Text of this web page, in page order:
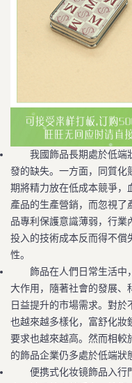
我國飾品長期處於低端
發的缺失。一方面，同質化
期將精力放在低成本競爭，
產品的生產營銷，而忽視了
品專利保護意識薄弱，行業
投入的技術成本反而得不償
性。
飾品在人們日常生活中
大作用，隨著社會的發展、
日益提升的市場需求。對
也越來越多樣化，富舒化妝
要求也越來越高。然而相較
的飾品企業仍多處於低端狀
便携式化妆镜飾品入行